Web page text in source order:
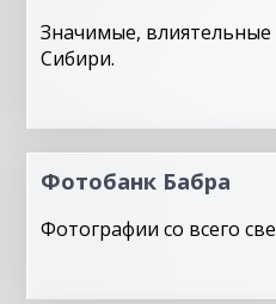
Значимые,
Сибири.
Фотобанк Бабра
Фотографии со всего